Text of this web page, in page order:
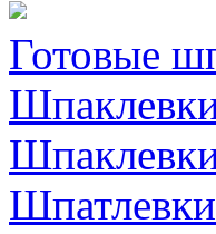
Готовые